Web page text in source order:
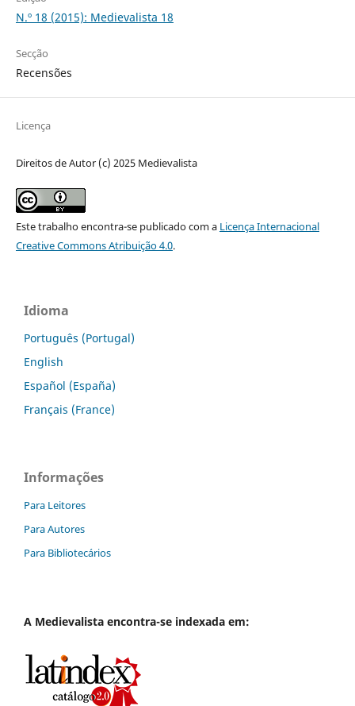
N.º 18 (2015): Medievalista 18
Secção
Recensões
Licença
Direitos de Autor (c) 2025 Medievalista
Este trabalho encontra-se publicado com a Licença Internacional
Creative Commons Atribuição 4.0.
Idioma
Português (Portugal)
English
Español (España)
Français (France)
Informações
Para Leitores
Para Autores
Para Bibliotecários
A Medievalista encontra-se indexada em: